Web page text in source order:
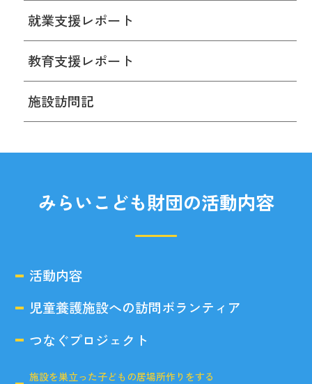
就業支援レポート
教育支援レポート
施設訪問記
みらいこども財団の活動内容
活動内容
児童養護施設への訪問ボランティア
つなぐプロジェクト
施設を巣立った子どもの居場所作りをする